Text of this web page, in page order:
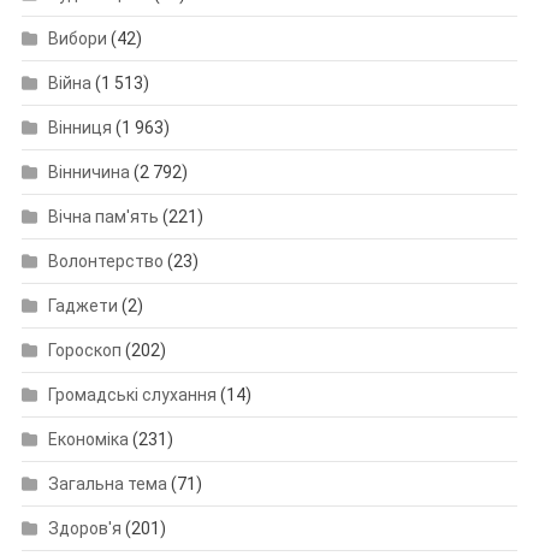
Вибори (42)
Війна (1 513)
Вінниця (1 963)
Вінничина (2 792)
Вічна пам'ять (221)
Волонтерство (23)
Гаджети (2)
Гороскоп (202)
Громадські слухання (14)
Економіка (231)
Загальна тема (71)
Здоров'я (201)